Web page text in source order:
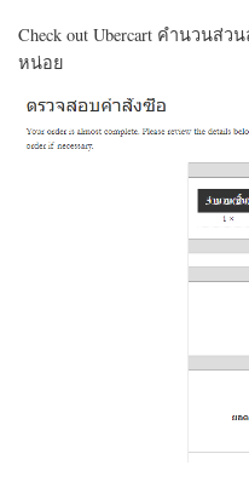
Check out Ubercart คำนวนส่
หน่อย